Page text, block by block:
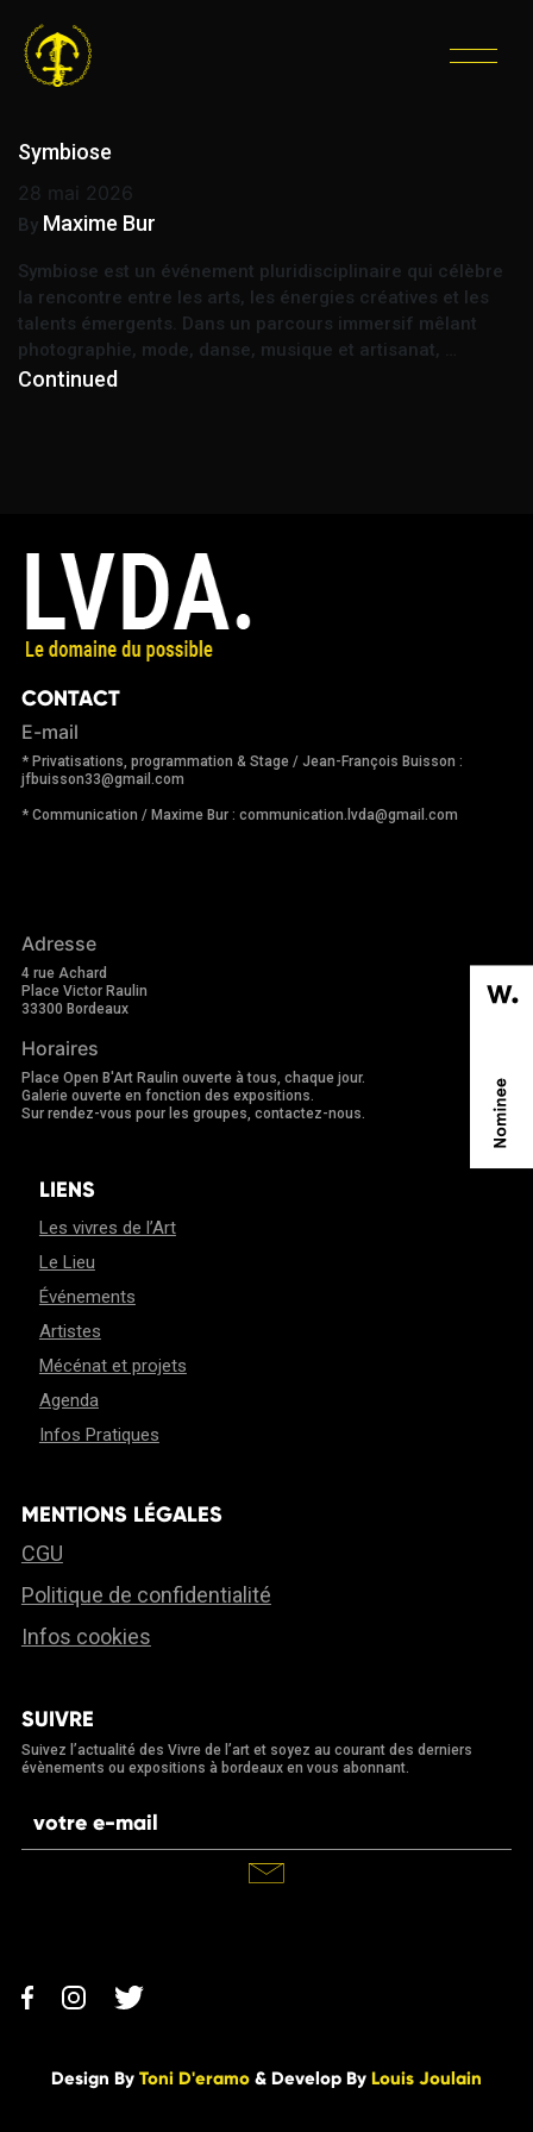
ÉTIQUETTE :
DANSE MUSIQUE
Symbiose
28 mai 2026
By Maxime Bur
Symbiose est un événement pluridisciplinaire qui célèbre
la rencontre entre les arts, les énergies créatives et les
talents émergents. Dans un parcours immersif mêlant
photographie, mode, danse, musique et artisanat, …
Continued
CONTACT
E-mail
* Privatisations, programmation & Stage / Jean-François Buisson :
jfbuisson33@gmail.com
* Communication / Maxime Bur : communication.lvda@gmail.com
Adresse
4 rue Achard
Place Victor Raulin
33300 Bordeaux
Horaires
Place Open B'Art Raulin ouverte à tous, chaque jour.
Galerie ouverte en fonction des expositions.
Sur rendez-vous pour les groupes, contactez-nous.
LIENS
Les vivres de l’Art
Le Lieu
Événements
Artistes
Mécénat et projets
Agenda
Infos Pratiques
MENTIONS LÉGALES
CGU
Politique de confidentialité
Infos cookies
SUIVRE
Suivez l’actualité des Vivre de l’art et soyez au courant des derniers
évènements ou expositions à bordeaux en vous abonnant.
Design By Toni D'eramo & Develop By Louis Joulain